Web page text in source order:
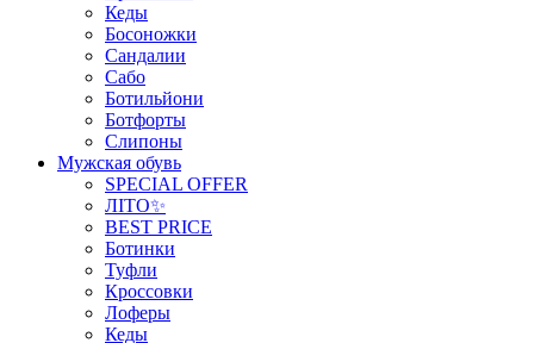
Кеды
Босоножки
Сандалии
Сабо
Ботильйони
Ботфорты
Слипоны
Мужская обувь
SPECIAL OFFER
ЛІТО✨
BEST PRICE
Ботинки
Туфли
Кроссовки
Лоферы
Кеды